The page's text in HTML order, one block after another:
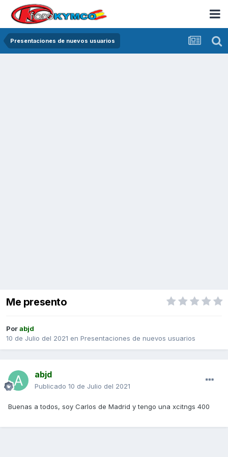
Presentaciones de nuevos usuarios
Me presento
Porabjd
10 de Julio del 2021 en Presentaciones de nuevos usuarios
abjd
Publicado 10 de Julio del 2021
Buenas a todos, soy Carlos de Madrid y tengo una xcitngs 400